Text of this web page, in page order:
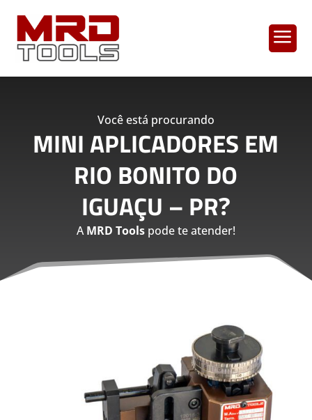
a
Você está procurando
MINI APLICADORES EM
RIO BONITO DO
IGUAÇU – PR?
AMRD Toolspode te atender!